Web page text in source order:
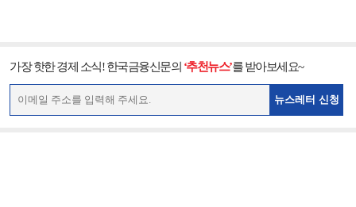
가장 핫한 경제 소식! 한국금융신문의 ‘추천뉴스’를 받아보세요~
뉴스레터 신청